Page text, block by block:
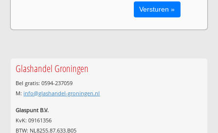
Glashandel Groningen
Bel gratis: 0594-237059
M: info@glashandel-groningen.nl
Glaspunt B.V.
KvK: 09161356
BTW: NL8255.87.633.B05